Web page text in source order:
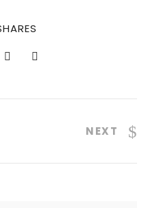
NEXT